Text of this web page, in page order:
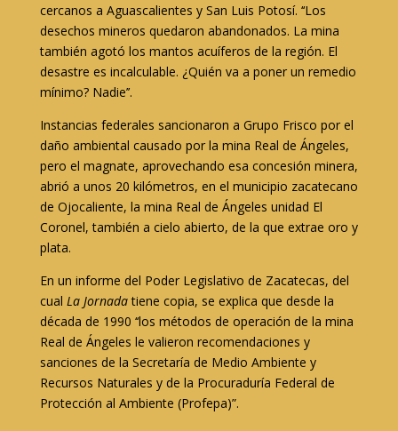
cercanos a Aguascalientes y San Luis Potosí. ‘‘Los
desechos mineros quedaron abandonados. La mina
también agotó los mantos acuíferos de la región. El
desastre es incalculable. ¿Quién va a poner un remedio
mínimo? Nadie’’.
Instancias federales sancionaron a Grupo Frisco por el
daño ambiental causado por la mina Real de Ángeles,
pero el magnate, aprovechando esa concesión minera,
abrió a unos 20 kilómetros, en el municipio zacatecano
de Ojocaliente, la mina Real de Ángeles unidad El
Coronel, también a cielo abierto, de la que extrae oro y
plata.
En un informe del Poder Legislativo de Zacatecas, del
cual La Jornadatiene copia, se explica que desde la
década de 1990 ‘‘los métodos de operación de la mina
Real de Ángeles le valieron recomendaciones y
sanciones de la Secretaría de Medio Ambiente y
Recursos Naturales y de la Procuraduría Federal de
Protección al Ambiente (Profepa)”.